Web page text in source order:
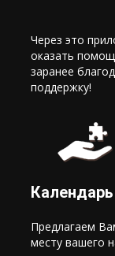
Через это
оказать
заранее
поддержку!
Календарь
Предлагаем
месту вашего